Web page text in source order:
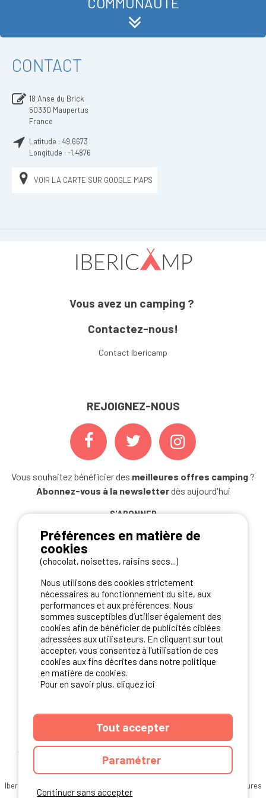
CONTACT
18 Anse du Brick
50330 Maupertus
France
Latitude : 49,6673
Longitude : -1,4876
VOIR LA CARTE SUR GOOGLE MAPS
Vous avez un camping ?
Contactez-nous!
Contact Ibericamp
REJOIGNEZ-NOUS
Vous souhaitez bénéficier des meilleures offres camping ?
Abonnez-vous à la newsletterdès aujourd'hui
S'ABONNER
NOS PARTENAIRES
ANNUAIRE CGU DU SITE MENTIONS LEGALES
COOKIES
CHARTE DE CONFIDENTIALITÉ
Ibericamp.com © 2026 Ibericamp; all rights reserved. All media and pictures
Continuer sans accepter
Préférences en matière de
cookies
(chocolat, noisettes, raisins secs...)
Nous utilisons des cookies strictement
nécessaires au fonctionnement du site, aux
performances et aux préférences. Nous
sommes susceptibles d’utiliser également des
cookies afin de bénéficier de publicités ciblées
adressées aux utilisateurs. En cliquant sur tout
accepter, vous consentez à l'utilisation de ces
cookies aux fins décrites dans notre politique
en matière de cookies.
Pour en savoir plus, cliquez ici
Tout accepter
Paramétrer